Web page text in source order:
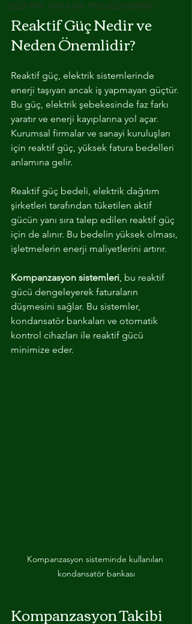
ELEKTRİK MEKANİK PROJELENDİRME
Reaktif Güç Nedir ve
Neden Önemlidir?
Reaktif güç, elektrik sistemlerinde
enerji taşıyan ancak iş yapmayan güçtür.
Bu güç, elektrik şebekesinde faz farkı
yaratır ve enerji kayıplarına yol açar.
Kurumsal firmalar ve sanayi kuruluşları
için reaktif güç, yüksek fatura bedelleri
anlamına gelir.
Reaktif güç bedeli, elektrik dağıtım
şirketleri tarafından tüketilen aktif
gücün yanı sıra talep edilen reaktif güç
için de alınır. Bu bedelin yüksek olması,
işletmelerin enerji maliyetlerini artırır.
Kompanzasyon sistemleri, bu reaktif
gücü dengeleyerek faturaların
düşmesini sağlar. Bu sistemler,
kondansatör bankaları ve otomatik
kontrol cihazları ile reaktif gücü
minimize eder.
Kompanzasyon sisteminde kullanılan
kondansatör bankası
Kompanzasyon Takibi